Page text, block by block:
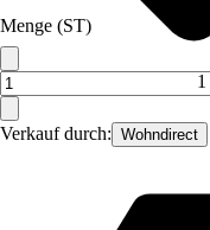
Verkauf durch: Wohndirect
Menge (ST)